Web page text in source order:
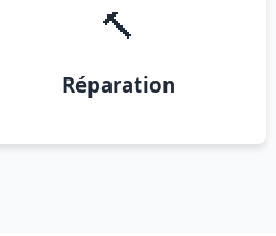
🔨
Réparation